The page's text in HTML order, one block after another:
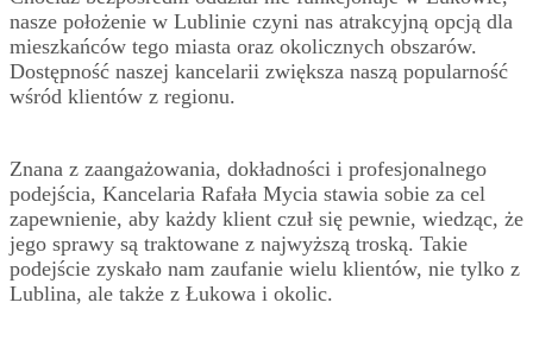
nasze położenie w Lublinie czyni nas atrakcyjną opcją dla
mieszkańców tego miasta oraz okolicznych obszarów.
Dostępność naszej kancelarii zwiększa naszą popularność
wśród klientów z regionu.
Znana z zaangażowania, dokładności i profesjonalnego
podejścia, Kancelaria Rafała Mycia stawia sobie za cel
zapewnienie, aby każdy klient czuł się pewnie, wiedząc, że
jego sprawy są traktowane z najwyższą troską. Takie
podejście zyskało nam zaufanie wielu klientów, nie tylko z
Lublina, ale także z Łukowa i okolic.